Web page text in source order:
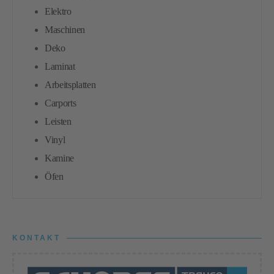
Elektro
Maschinen
Deko
Laminat
Arbeitsplatten
Carports
Leisten
Vinyl
Kamine
Öfen
KONTAKT